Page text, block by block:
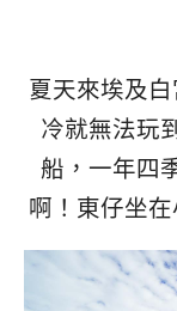
夏天來埃及
冷就無法玩
船，一年四
啊！東仔坐